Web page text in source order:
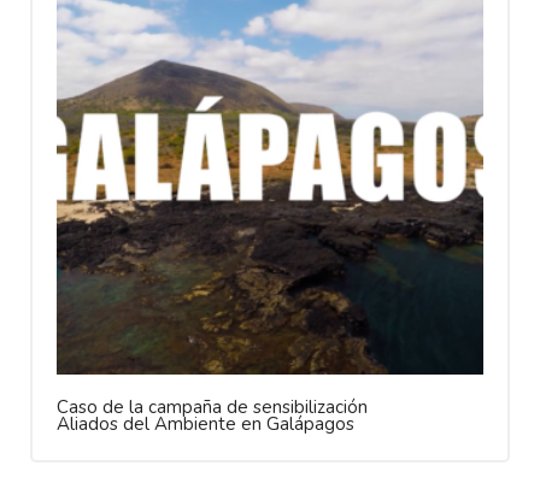
Caso de la campaña de sensibilización
Aliados del Ambiente en Galápagos